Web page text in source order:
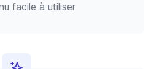
facile à utiliser